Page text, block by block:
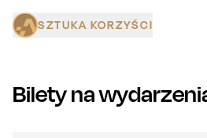
SZTUKA KORZYŚCI
Bilety na